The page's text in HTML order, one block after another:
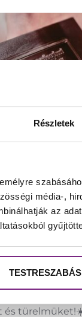
Részletek
média-,
az
TESTRESZABÁS
+
127x186 mm
való
teszi a
válnak.
és